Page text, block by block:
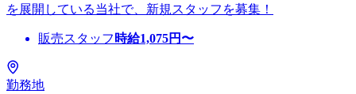
を展開している当社で、新規スタッフを募集！
販売スタッフ 時給1,075円〜
勤務地